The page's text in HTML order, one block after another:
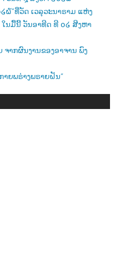
໖”ທີ່ວັດ ເວລຸວະນາຣາມ ແຫ່ງ
ນມື້ນີ້ ວັນອາທີດ ທີ ໐໒ ສີງຫາ
ຈາກຜົນງານຂອງອາຈານ ພົງ
າຍພຣ່າງພຣາຍຝັນ”